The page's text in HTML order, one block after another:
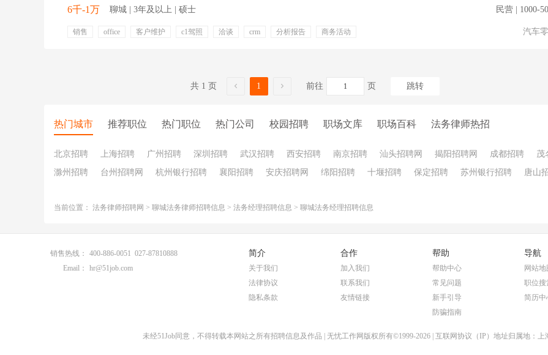
6千-1万 聊城 | 3年及以上 | 硕士
销售 office 客户维护 c1驾照 洽谈 crm 分析报告
商务活动
民营 | 1000-
汽车
共 1 页 1 前往 页 跳转
热门城市 推荐职位 热门职位 热门公司 校园招聘 职场文库 职场百科 法务律师热招
北京招聘 上海招聘 广州招聘 深圳招聘 武汉招聘 西安招聘 南京招聘 汕头招聘网 揭阳招聘网 成都招聘 茂
滁州招聘
台州招聘网 杭州银行招聘 襄阳招聘 安庆招聘网 绵阳招聘 十堰招聘 保定招聘 苏州银行招聘 唐山
当前位置： 法务律师招聘网 > 聊城法务律师招聘信息 > 法务经理招聘信息 > 聊城法务经理招聘信息
销售热线：
400-886-0051 027-87810888
Email：
hr@51job.com
简介
关于我们
法律协议
隐私条款
合作
加入我们
联系我们
友情链接
帮助
帮助中心
常见问题
新手引导
防骗指南
导航
网站地
职位搜
简历中
未经51Job同意，不得转载本网站之所有招聘信息及作品 | 无忧工作网版权所有©1999-2026 | 互联网协议（IP）地址归属地：上